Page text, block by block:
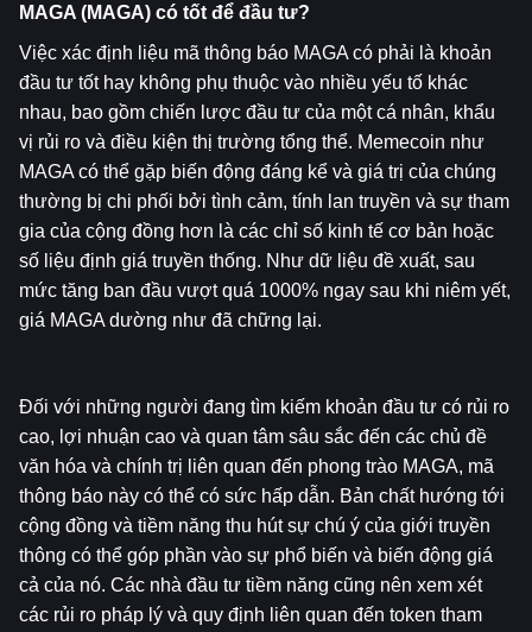
MAGA (MAGA) có tốt để đầu tư?
Việc xác định liệu mã thông báo MAGA có phải là khoản
đầu tư tốt hay không phụ thuộc vào nhiều yếu tố khác
nhau, bao gồm chiến lược đầu tư của một cá nhân, khẩu
vị rủi ro và điều kiện thị trường tổng thể. Memecoin như
MAGA có thể gặp biến động đáng kể và giá trị của chúng
thường bị chi phối bởi tình cảm, tính lan truyền và sự tham
gia của cộng đồng hơn là các chỉ số kinh tế cơ bản hoặc
số liệu định giá truyền thống. Như dữ liệu đề xuất, sau
mức tăng ban đầu vượt quá 1000% ngay sau khi niêm yết,
giá MAGA dường như đã chững lại.
Đối với những người đang tìm kiếm khoản đầu tư có rủi ro
cao, lợi nhuận cao và quan tâm sâu sắc đến các chủ đề
văn hóa và chính trị liên quan đến phong trào MAGA, mã
thông báo này có thể có sức hấp dẫn. Bản chất hướng tới
cộng đồng và tiềm năng thu hút sự chú ý của giới truyền
thông có thể góp phần vào sự phổ biến và biến động giá
cả của nó. Các nhà đầu tư tiềm năng cũng nên xem xét
các rủi ro pháp lý và quy định liên quan đến token tham